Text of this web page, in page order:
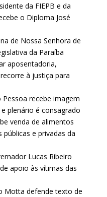
da FIEPB e da
o Diploma José
de Nossa Senhora de
da Paraíba
aposentadoria,
à justiça para
Pessoa recebe imagem
plenário é consagrado
venda de alimentos
e privadas da
Lucas Ribeiro
apoio às vítimas das
Motta defende texto de